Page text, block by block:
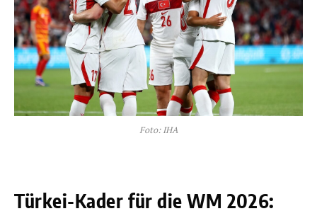
Foto: IHA
Türkei-Kader für die WM 2026: